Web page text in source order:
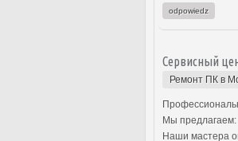
odpowiedz
Сервисный
Ремонт ПК в
Мы предлагаем:
Наши мастера